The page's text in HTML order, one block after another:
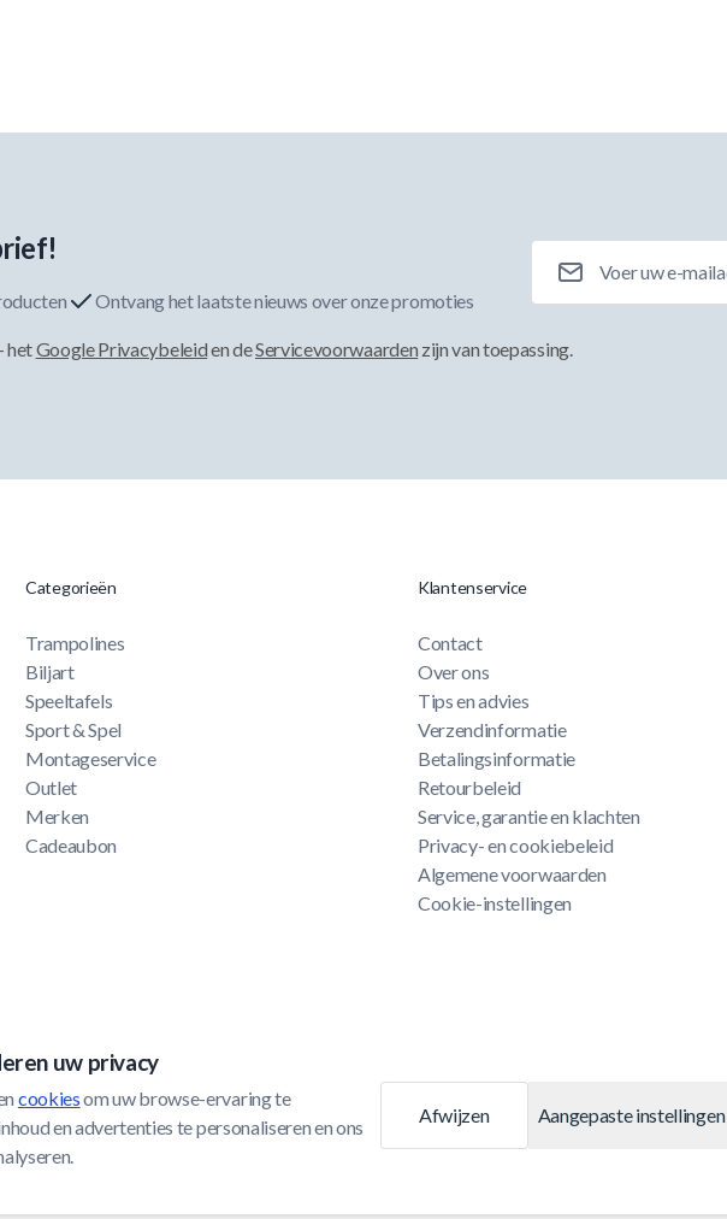
uw privacy
cookies om uw browse-ervaring te
en advertenties te personaliseren en ons
Afwijzen Aangepaste instellingen
Ontvang het laatste nieuws over onze promoties
hetGoogle Privacybeleiden deServicevoorwaarden zijn van toepassing.
Categorieën
Trampolines
Biljart
Speeltafels
Sport & Spel
Montageservice
Outlet
Merken
Cadeaubon
Klantenservice
Contact
Over ons
Tips en advies
Verzendinformatie
Betalingsinformatie
Retourbeleid
Service, garantie en klachten
Privacy- en cookiebeleid
Algemene voorwaarden
Cookie-instellingen